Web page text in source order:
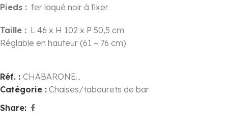
Pieds : fer laqué noir à fixer
Taille : L 46 x H 102 x P 50,5 cm
Réglable en hauteur (61 – 76 cm)
Réf. : CHABARONE...
Catégorie : Chaises/tabourets de bar
Share: